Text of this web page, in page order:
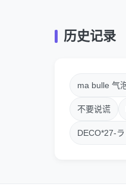
历史记录
ma bulle 气
不要说谎
DECO*27-